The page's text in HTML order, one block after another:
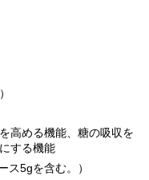
高める機能、糖の吸収を
する機能
ス5gを含む。）